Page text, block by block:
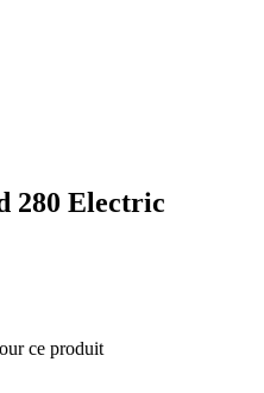
280 Electric
ce produit